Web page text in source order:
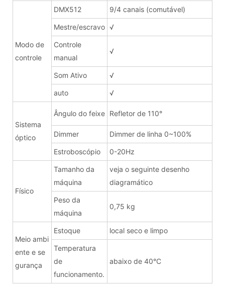
Modo de
controle
DMX512 9/4 canais (comutável)
Mestre/escravo √
Controle
manual
√
Som Ativo √
auto √
Sistema
óptico
Ângulo do feixe Refletor de 110°
Dimmer Dimmer de linha 0~100%
Estroboscópio 0-20Hz
Físico
Tamanho da
máquina
veja o seguinte desenho
diagramático
Peso da
máquina
0,75 kg
Meio ambi
ente e se
gurança
Estoque local seco e limpo
Temperatura
de
funcionamento.
abaixo de 40°C